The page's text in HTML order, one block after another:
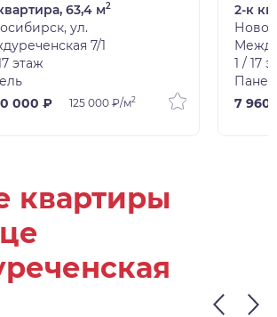
63,4 м2
ул.
7/1
этаж
000 ₽
125 000 ₽/м2
2-к
1 / 17
7 960
квартиры